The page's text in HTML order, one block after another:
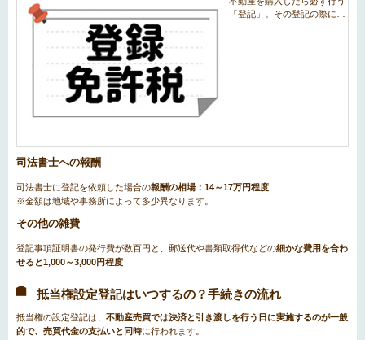
司法書士への報酬
司法書士に登記を依頼した場合の報酬の相場：14～17万円程度
※金額は地域や事務所によって多少異なります。
その他の雑費
登記事項証明書の発行費が数百円と、郵送代や書類取得代などの細かな費用を合わ
せると1,000～3,000円程度
抵当権設定登記はいつするの？手続きの流れ
抵当権の設定登記は、 不動産売買では決済と引き渡しを行う日に実施するのが一般
的で、売買代金の支払いと同時に行われます。